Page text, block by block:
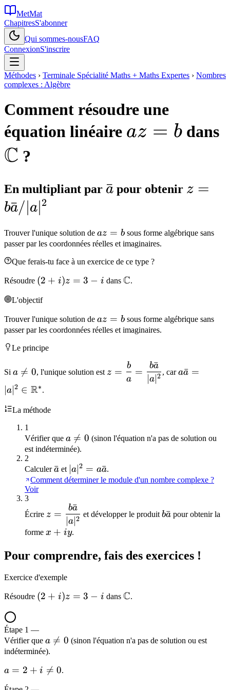
MetMat
ChapitresS'abonner
Qui sommes-nousFAQ
ConnexionS'inscrire
Méthodes › Terminale Spécialité Maths + Maths Expertes › Nombres
complexes : Algèbre
Comment résoudre une
équation linéaire az
az = b dans
C ?
En multipliant par \bar{a}
a
ˉ pour obtenir z =
z =
ba
ˉ/∣a∣2
Trouver l'unique solution de az
=
az = bsous forme algébrique sans
passer par les coordonnées réelles et imaginaires.
Que ferais-tu face à un exercice de ce type ?
Résoudre (2
i)z
=
3
(2 + i)z = 3 − i dans \mathbb{C}
C.
L'objectif
Trouver l'unique solution de az
=
az = bsous forme algébrique sans
passer par les coordonnées réelles et imaginaires.
Le principe
Si
\neq
0
a 
= 0, l'unique solution est
z = \dfrac{b}{a}
=
z =
a
b
=
∣a ∣2
ba
ˉ
, car
a\bar{a} =
|a|^2 \in
aa
ˉ =
a 2 ∈ R∗.
La méthode
1
Vérifier que a
\neq
0
a 
= 0 (sinon l'équation n'a pas de solution ou
est indéterminée).
2
Calculer\bar{a}
a
ˉ et |a|^2 =
a\bar{a}
a 2 = aa
ˉ.
Comment déterminer le module d'un nombre complexe ?
Voir
3
Écrire
\dfrac{b\bar{a}}
{|a|^2}
z =
a∣ 2
ba
ˉ
et développer le produitb\bar{a}
ba
ˉ pour obtenir la
forme x
iy
x + iy.
Pour comprendre, fais des exercices !
Exercice d'exemple
Résoudre (2
=
3
- i
(2 + i)z = 3 − i dans \mathbb{C}
C.
Étape 1 —
Vérifier que a
\neq
a 
= 0 (sinon l'équation n'a pas de solution ou est
indéterminée).
a =
2 +
a = 2 + i 
= 0.